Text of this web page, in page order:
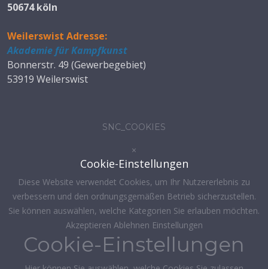
50674 köln
Weilerswist Adresse:
Akademie für Kampfkunst
Bonnerstr. 49 (Gewerbegebiet)
53919 Weilerswist
SNC_COOKIES
×
Cookie-Einstellungen
Diese Website verwendet Cookies, um Ihr Nutzererlebnis zu
verbessern und den ordnungsgemäßen Betrieb sicherzustellen.
Sie können auswählen, welche Kategorien Sie erlauben möchten.
Akzeptieren Ablehnen Einstellungen
Cookie-Einstellungen